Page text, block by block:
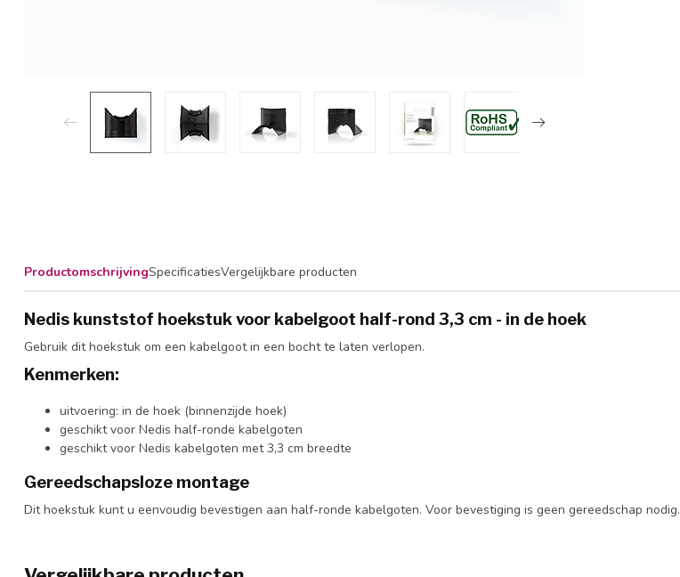
ProductomschrijvingSpecificatiesVergelijkbare producten
Nedis kunststof hoekstuk voor kabelgoot half-rond 3,3 cm - in de hoek
Gebruik dit hoekstuk om een kabelgoot in een bocht te laten verlopen.
Kenmerken:
uitvoering: in de hoek (binnenzijde hoek)
geschikt voor Nedis half-ronde kabelgoten
geschikt voor Nedis kabelgoten met 3,3 cm breedte
Gereedschapsloze montage
Dit hoekstuk kunt u eenvoudig bevestigen aan half-ronde kabelgoten. Voor bevestiging is geen gereedschap nodig.